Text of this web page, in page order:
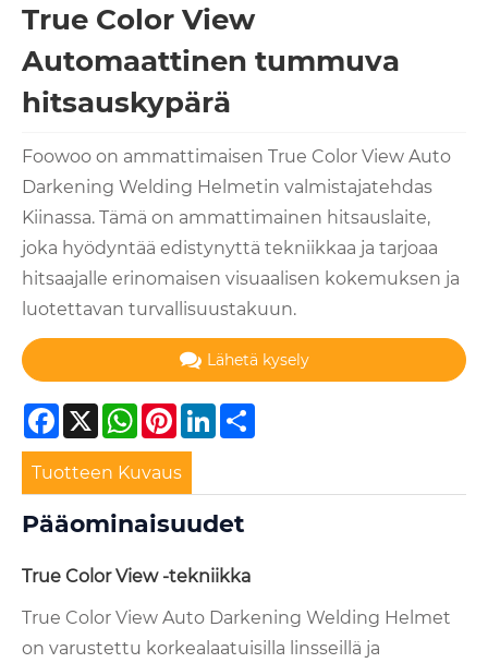
True Color View
Automaattinen tummuva
hitsauskypärä
Foowoo on ammattimaisen True Color View Auto
Darkening Welding Helmetin valmistajatehdas
Kiinassa. Tämä on ammattimainen hitsauslaite,
joka hyödyntää edistynyttä tekniikkaa ja tarjoaa
hitsaajalle erinomaisen visuaalisen kokemuksen ja
luotettavan turvallisuustakuun.
Lähetä kysely
Facebook
X WhatsApp
Pinterest
LinkedIn
Tuotteen Kuvaus
Pääominaisuudet
True Color View -tekniikka
True Color View Auto Darkening Welding Helmet
on varustettu korkealaatuisilla linsseillä ja